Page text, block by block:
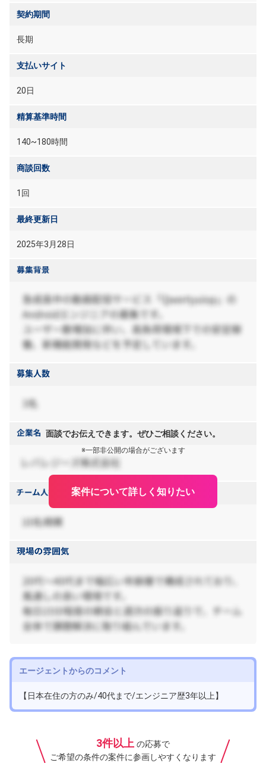
契約期間
長期
支払いサイト
20日
精算基準時間
140~180時間
商談回数
1回
最終更新日
2025年3月28日
面談でお伝えできます。ぜひご相談ください。
※一部非公開の場合がございます
案件について詳しく知りたい
エージェントからのコメント
【日本在住の方のみ/40代まで/エンジニア歴3年以上】
3件以上 の応募で
ご希望の条件の案件に参画しやすくなります